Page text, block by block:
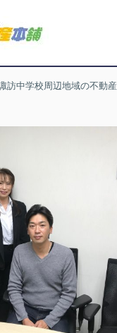
訪中学校周辺地域の不動